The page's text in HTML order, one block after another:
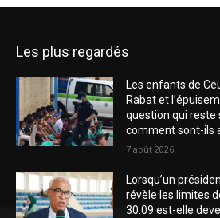
Les plus regardés
Les enfants de
Rabat et
question qui reste
comment sont-ils
7 août 2026
Lorsqu’un
révèle les limites
30.09 est-elle